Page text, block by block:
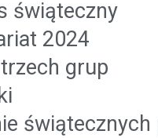
świąteczny
2024
grup